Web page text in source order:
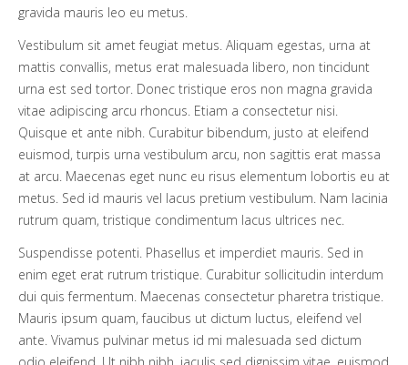
gravida mauris leo eu metus.
Vestibulum sit amet feugiat metus. Aliquam egestas, urna at
mattis convallis, metus erat malesuada libero, non tincidunt
urna est sed tortor. Donec tristique eros non magna gravida
vitae adipiscing arcu rhoncus. Etiam a consectetur nisi.
Quisque et ante nibh. Curabitur bibendum, justo at eleifend
euismod, turpis urna vestibulum arcu, non sagittis erat massa
at arcu. Maecenas eget nunc eu risus elementum lobortis eu at
metus. Sed id mauris vel lacus pretium vestibulum. Nam lacinia
rutrum quam, tristique condimentum lacus ultrices nec.
Suspendisse potenti. Phasellus et imperdiet mauris. Sed in
enim eget erat rutrum tristique. Curabitur sollicitudin interdum
dui quis fermentum. Maecenas consectetur pharetra tristique.
Mauris ipsum quam, faucibus ut dictum luctus, eleifend vel
ante. Vivamus pulvinar metus id mi malesuada sed dictum